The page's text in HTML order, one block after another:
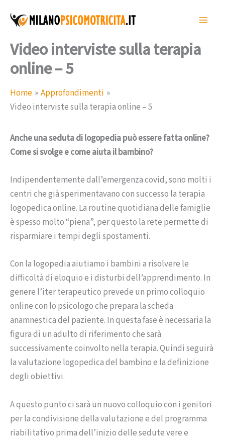
Video interviste sulla terapia
online – 5
Home
Approfondimenti
Video interviste sulla terapia online – 5
Anche una seduta di logopedia può essere fatta online?
Come si svolge e come aiuta il bambino?
Indipendentemente dall’emergenza covid, sono molti i
centri che già sperimentavano con successo la terapia
logopedica online. La routine quotidiana delle famiglie
è spesso molto “piena”, per questo la rete permette di
risparmiare i tempi degli spostamenti.
Con la logopedia aiutiamo i bambini a risolvere le
difficoltà di eloquio e i disturbi dell’apprendimento. In
genere l’iter terapeutico prevede un primo colloquio
online con lo psicologo che prepara la scheda
anamnestica del paziente. In questa fase è necessaria la
figura di un adulto di riferimento che sarà
successivamente coinvolto nella terapia. Quindi seguirà
la valutazione logopedica del bambino e la definizione
degli obiettivi.
A questo punto ci sarà un nuovo colloquio con i genitori
per la condivisione della valutazione e del programma
riabilitativo prima dell’inizio delle sedute vere e